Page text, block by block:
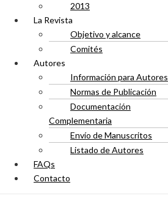
2013
La Revista
Objetivo y alcance
Comités
Autores
Información para Autores
Normas de Publicación
Documentación
Complementaria
Envío de Manuscritos
Listado de Autores
FAQs
Contacto